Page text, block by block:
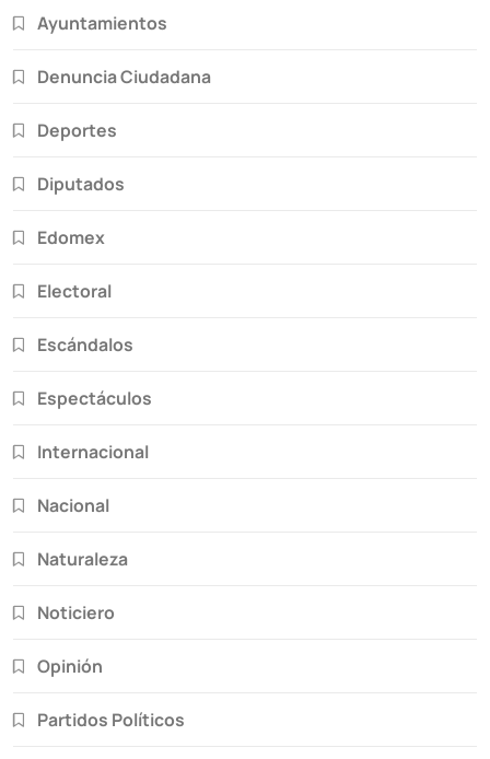
Ayuntamientos
Denuncia Ciudadana
Deportes
Diputados
Edomex
Electoral
Escándalos
Espectáculos
Internacional
Nacional
Naturaleza
Noticiero
Opinión
Partidos Políticos